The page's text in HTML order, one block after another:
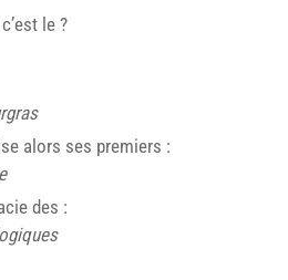
le ?
alors ses premiers :
des :